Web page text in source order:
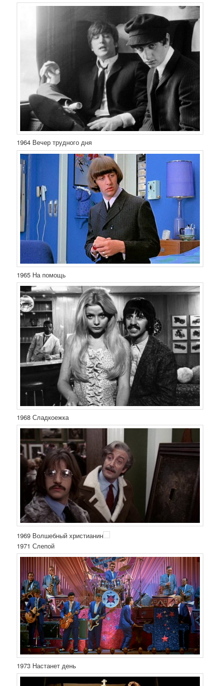
1964 Вечер трудного дня
1965 На помощь
1968 Сладкоежка
1969 Волшебный христианин
1971 Слепой
1973 Настанет день